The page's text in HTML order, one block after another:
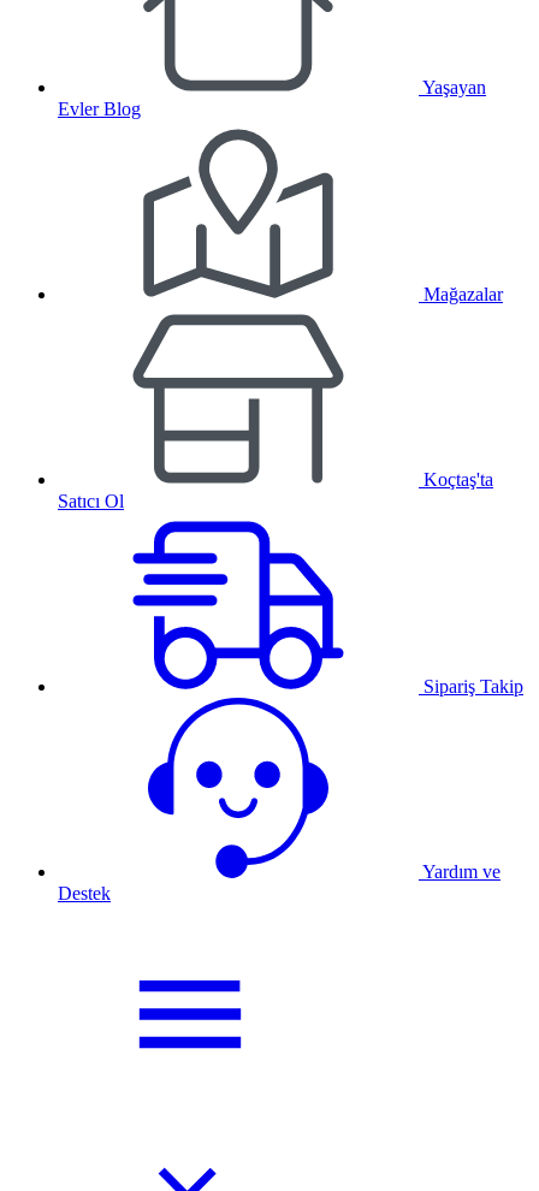
Yaşayan
Evler Blog
Mağazalar
Koçtaş'ta
Satıcı Ol
Sipariş Takip
Yardım ve
Destek